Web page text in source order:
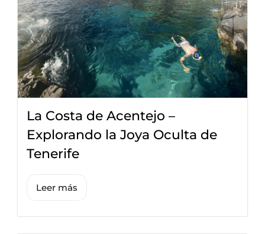
La Costa de Acentejo –
Explorando la Joya Oculta de
Tenerife
Leer más